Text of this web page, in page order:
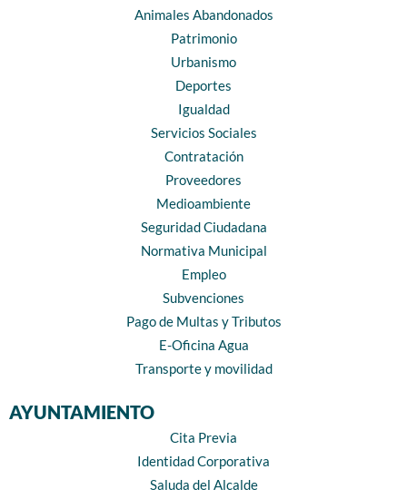
Animales Abandonados
Patrimonio
Urbanismo
Deportes
Igualdad
Servicios Sociales
Contratación
Proveedores
Medioambiente
Seguridad Ciudadana
Normativa Municipal
Empleo
Subvenciones
Pago de Multas y Tributos
E-Oficina Agua
Transporte y movilidad
AYUNTAMIENTO
Cita Previa
Identidad Corporativa
Saluda del Alcalde